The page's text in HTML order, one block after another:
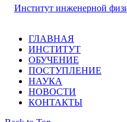
Институт инженерной
ГЛАВНАЯ
ИНСТИТУТ
ОБУЧЕНИЕ
ПОСТУПЛЕНИЕ
НАУКА
НОВОСТИ
КОНТАКТЫ